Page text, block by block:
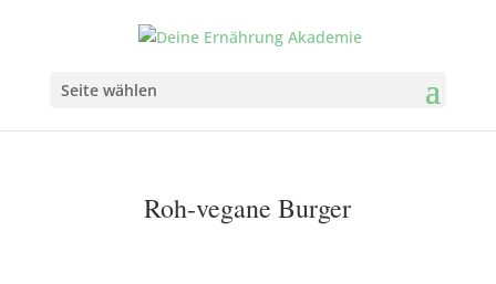
Seite wählen
Roh-vegane Burger